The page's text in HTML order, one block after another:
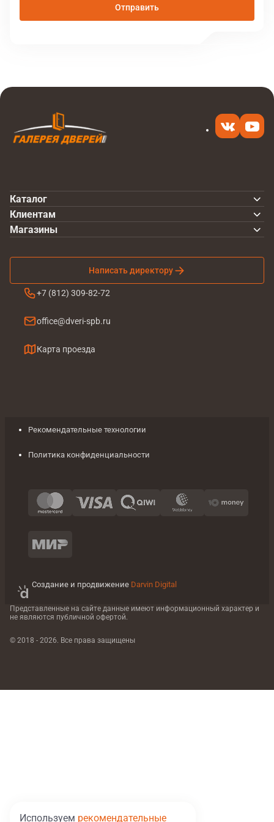
Отправить
Каталог
Клиентам
Написать директору
+7 (812) 309-82-72
office@dveri-spb.ru
Карта проезда
Магазины
Рекомендательные технологии
Политика конфиденциальности
Создание и продвижение Darvin Digital
Представленные на сайте данные имеют информационный характер и
не являются публичной офертой.
© 2018 - 2026. Все права защищены
Используем рекомендательные